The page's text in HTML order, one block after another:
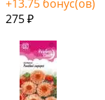
+13.75 бонус(ов)
275 ₽